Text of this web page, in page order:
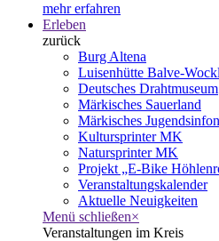
mehr erfahren
Erleben
zurück
Burg Altena
Luisenhütte Balve-
Deutsches Drahtmuseum
Märkisches Sauerland
Märkisches
Kultursprinter MK
Natursprinter MK
Projekt „E-Bike
Veranstaltungskalender
Aktuelle Neuigkeiten
Menü schließen×
Veranstaltungen im Kreis